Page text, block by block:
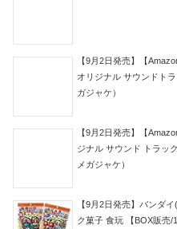
【9月2日発売】【
オリジナル サウンドト
ガジャケ）
【9月2日発売】【
ジナル サウンド トラッ
メガジャケ）
【9月2日発売】バンダ
ク菓子 食玩 【BOX販売/